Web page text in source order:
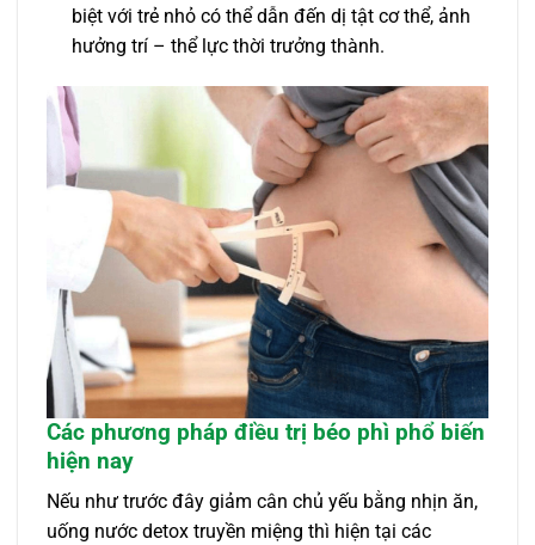
biệt với trẻ nhỏ có thể dẫn đến dị tật cơ thể, ảnh
hưởng trí – thể lực thời trưởng thành.
Các phương pháp điều trị béo phì phổ biến
hiện nay
Nếu như trước đây giảm cân chủ yếu bằng nhịn ăn,
uống nước detox truyền miệng thì hiện tại các